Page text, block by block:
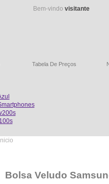
Bem-vindo visitante
Tabela De Preços
Inicio
Bolsa Veludo